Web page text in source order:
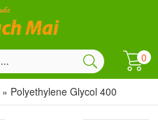
0
» Polyethylene Glycol 400